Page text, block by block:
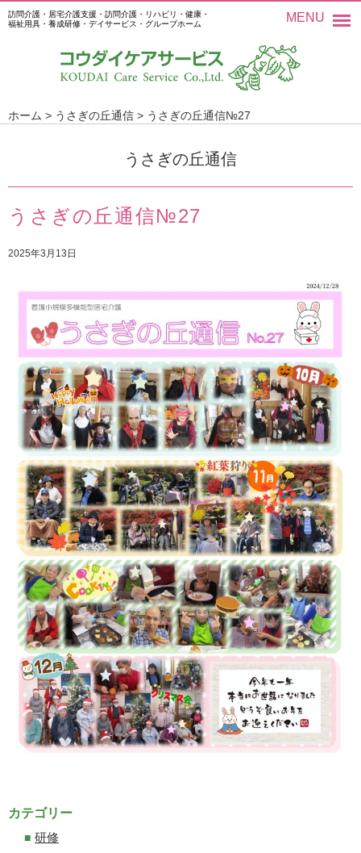
訪問介護・居宅介護支援・訪問介護・リハビリ・健康・
福祉用具・養成研修・デイサービス・グループホーム
MENU
ホーム > うさぎの丘通信 > うさぎの丘通信№27
うさぎの丘通信
うさぎの丘通信№27
2025年3月13日
カテゴリー
研修